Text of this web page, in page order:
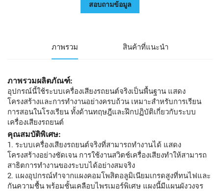
สอบถามข้อมูล
ภาพรวม สินค้าที่แนะนำ
ภาพรวมผลิตภัณฑ์:
อุปกรณ์นี้ใช้ระบบเครื่องเสียงรถยนต์จริงเป็นพื้นฐาน แสดง
โครงสร้างและการทำงานอย่างครบถ้วน เหมาะสำหรับการเรียน
การสอนในโรงเรียน ทั้งด้านทฤษฎีและฝึกปฏิบัติเกี่ยวกับระบบ
เครื่องเสียงรถยนต์
คุณสมบัติพิเศษ:
1. ระบบเครื่องเสียงรถยนต์จริงที่สามารถทำงานได้ แสดง
โครงสร้างอย่างชัดเจน การใช้งานสวิตช์เครื่องเสียงทำให้สามารถ
สาธิตการทำงานของระบบได้อย่างสมจริง
2. แผงอุปกรณ์ทำจากแผงคอมโพสิตอลูมิเนียมเกรดสูงที่ทนไฟและ
กันความชื้น พร้อมชั้นเคลือบไพรเมอร์พิเศษ แผงนี้มีแผนผังวงจร